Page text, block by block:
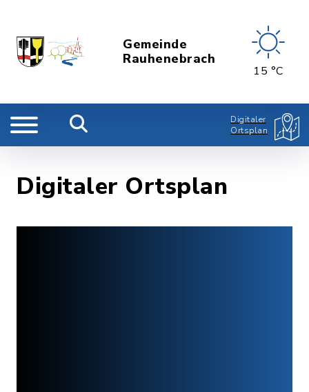
Gemeinde
Rauhenebrach
15 °C
Digitaler
Ortsplan
Digitaler Ortsplan